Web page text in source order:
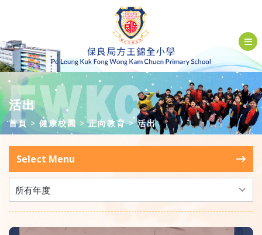
活出
首頁 健康校園 正向教育 活出
Select Menu
所有年度